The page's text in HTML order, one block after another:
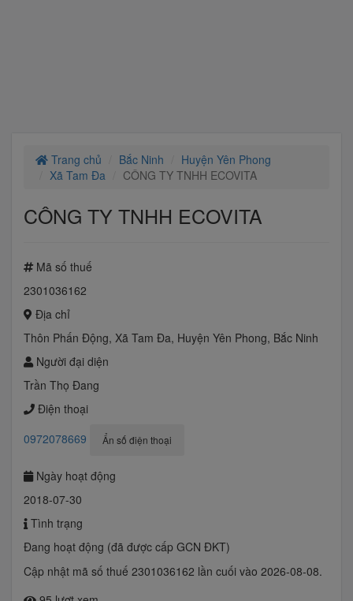
Trang chủ Bắc Ninh
Huyện Yên Phong
Xã Tam Đa
CÔNG TY TNHH ECOVITA
CÔNG TY TNHH ECOVITA
Mã số thuế
2301036162
Địa chỉ
Thôn Phấn Động, Xã Tam Đa, Huyện Yên Phong, Bắc Ninh
Người đại diện
Trần Thọ Đang
Điện thoại
0972078669
Ẩn số điện thoại
Ngày hoạt động
2018-07-30
Tình trạng
Đang hoạt động (đã được cấp GCN ĐKT)
Cập nhật mã số thuế 2301036162 lần cuối vào 2026-08-08.